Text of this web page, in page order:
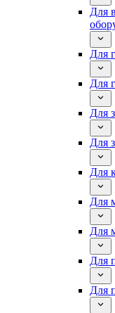
Для
Для
Для
Для
Для
Для
Для
Для
Для
Для